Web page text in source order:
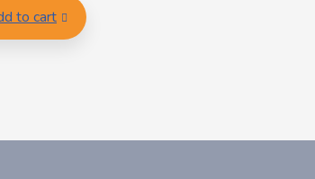
to cart